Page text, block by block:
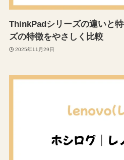
ThinkPadシリーズの違いと
ズの特徴をやさしく比較
2025年11月29日